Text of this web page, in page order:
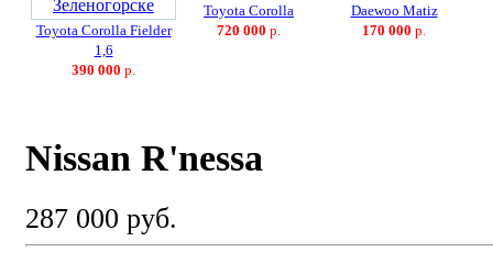
Toyota Corolla Fielder
1,6
390 000 р.
Toyota Corolla
720 000 р.
Daewoo Matiz
170 000 р.
Nissan R'nessa
287 000 руб.